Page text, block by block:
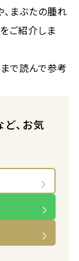
まぶたの腫れ
ご紹介しま
で読んで参考
、お気